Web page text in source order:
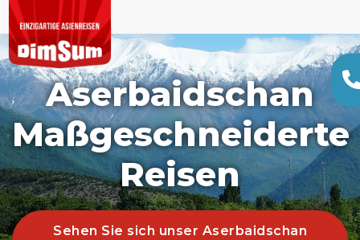
Aserbaidschan
Maßgeschneiderte
Reisen
Sehen Sie sich unser Aserbaidschan